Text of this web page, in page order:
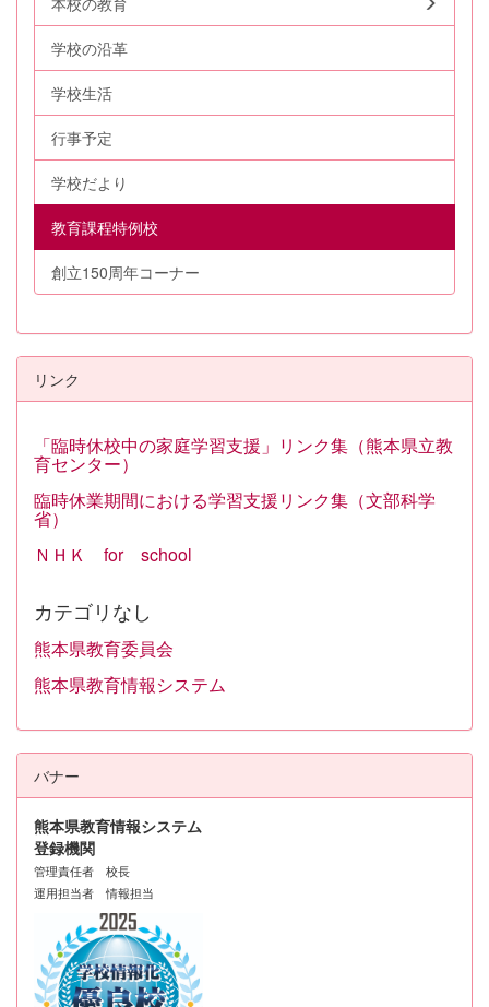
学校の沿革
学校生活
行事予定
学校だより
教育課程特例校
創立150周年コーナー
リンク
「臨時休校中の家庭学習支援」リンク集（熊本県立教
育センター）
臨時休業期間における学習支援リンク集（文部科学
省）
ＮＨＫ for school
カテゴリなし
熊本県教育委員会
熊本県教育情報システム
バナー
熊本県教育情報システム
登録機関
管理責任者 校長
運用担当者 情報担当